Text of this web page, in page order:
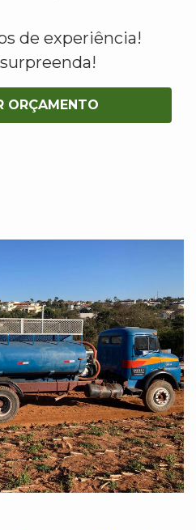
de experiência!
ORÇAMENTO